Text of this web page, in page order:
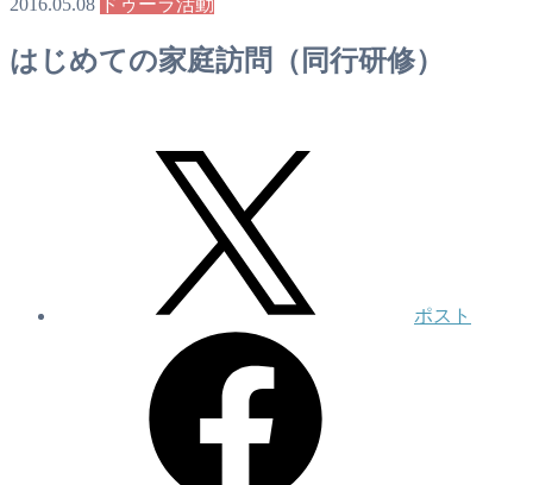
2016.05.08 ドゥーラ活動
はじめての家庭訪問（同行研修）
ポスト